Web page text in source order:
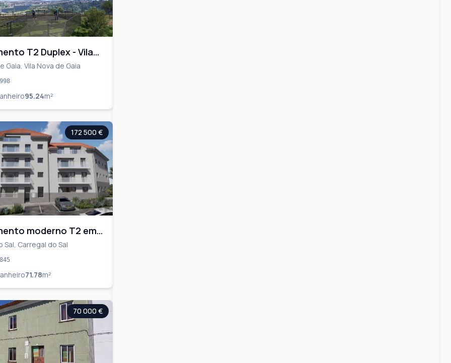
T2 Duplex - Vila
- PORTO
Gaia, Vila Nova de Gaia
95.24m²
172 500 €
moderno T2 em
do Sal
Sal, Carregal do Sal
71.78m²
70 000 €